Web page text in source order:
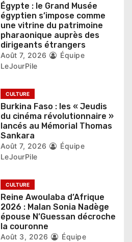
Égypte : le Grand Musée
égyptien s’impose comme
une vitrine du patrimoine
pharaonique auprès des
dirigeants étrangers
Août 7, 2026
Équipe
LeJourPile
CULTURE
Burkina Faso : les « Jeudis
du cinéma révolutionnaire »
lancés au Mémorial Thomas
Sankara
Août 7, 2026
Équipe
LeJourPile
CULTURE
Reine Awoulaba d’Afrique
2026 : Malan Sonia Nadège
épouse N’Guessan décroche
la couronne
Août 3, 2026
Équipe